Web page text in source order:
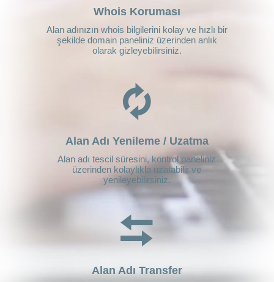
Whois Koruması
Alan adınızın whois bilgilerini kolay ve hızlı bir
şekilde domain paneliniz üzerinden anlık
olarak gizleyebilirsiniz.
Alan Adı Yenileme / Uzatma
Alan adı tescil süresini, kontrol paneliniz
üzerinden kolaylıkla uzatabilir ve
yenileyebilirsiniz.
Alan Adı Transfer